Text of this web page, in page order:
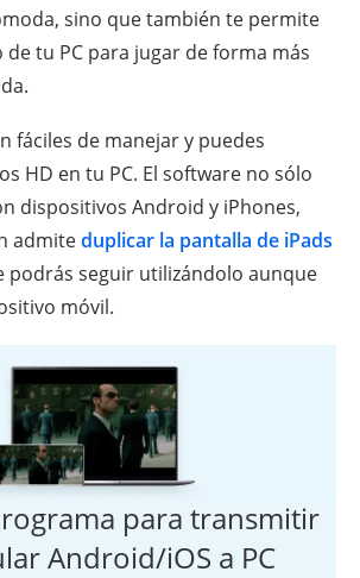
sino que también te permite
tu PC para jugar de forma más
fáciles de manejar y puedes
HD en tu PC. El software no sólo
dispositivos Android y iPhones,
admiteduplicar la pantalla de iPads
podrás seguir utilizándolo aunque
móvil.
para transmitir
Android/iOS a PC